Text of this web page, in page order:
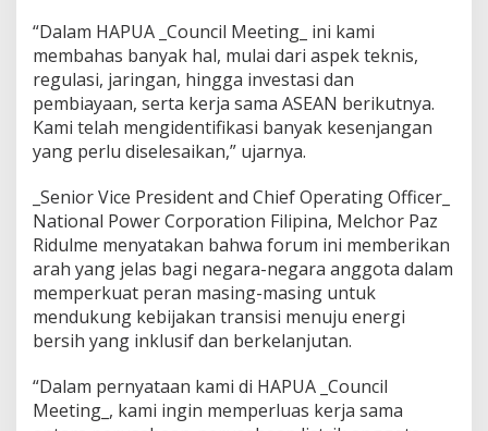
1
d
i
L
a
b
u
B
a
j
o
a
d
i
o
n
g
“Dalam HAPUA _Council Meeting_ ini kami
membahas banyak hal, mulai dari aspek teknis,
regulasi, jaringan, hingga investasi dan
pembiayaan, serta kerja sama ASEAN berikutnya.
Kami telah mengidentifikasi banyak kesenjangan
yang perlu diselesaikan,” ujarnya.
_Senior Vice President and Chief Operating Officer_
National Power Corporation Filipina, Melchor Paz
Ridulme menyatakan bahwa forum ini memberikan
arah yang jelas bagi negara-negara anggota dalam
memperkuat peran masing-masing untuk
mendukung kebijakan transisi menuju energi
bersih yang inklusif dan berkelanjutan.
“Dalam pernyataan kami di HAPUA _Council
Meeting_, kami ingin memperluas kerja sama